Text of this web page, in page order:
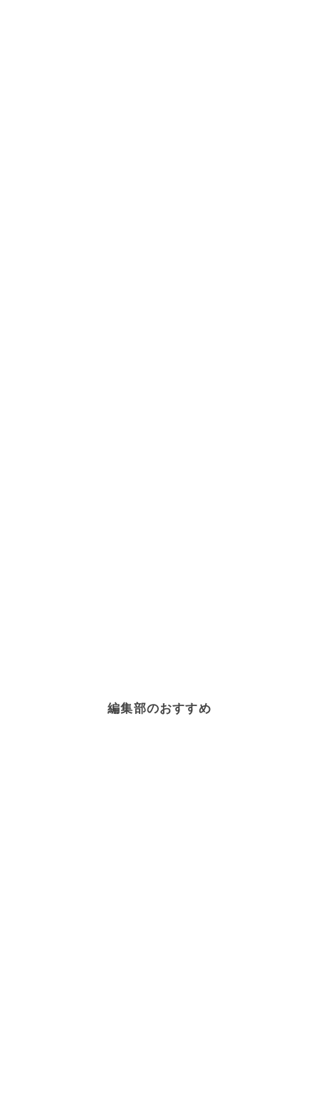
編集部のおすすめ